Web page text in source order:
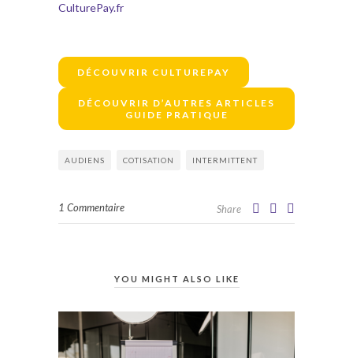
CulturePay.fr
DÉCOUVRIR CULTUREPAY
DÉCOUVRIR D’AUTRES ARTICLES
GUIDE PRATIQUE
AUDIENS COTISATION INTERMITTENT
1 Commentaire Share
YOU MIGHT ALSO LIKE